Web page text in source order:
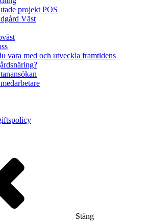
projekt POS
Väst
vara med och utveckla framtidens
Stäng